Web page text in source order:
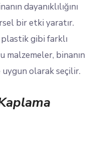
dayanıklılığını
bir etki yaratır.
gibi farklı
malzemeler, binanın
uygun olarak seçilir.